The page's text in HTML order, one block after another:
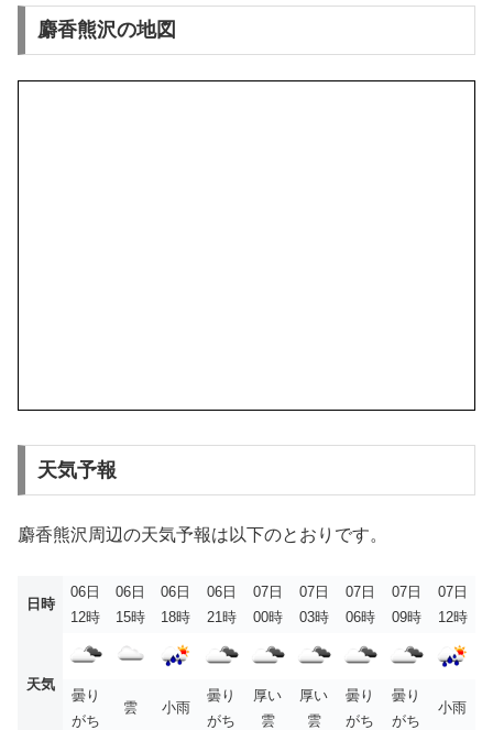
麝香熊沢の地図
天気予報
麝香熊沢周辺の天気予報は以下のとおりです。
日時
06日
12時
06日
15時
06日
18時
06日
21時
07日
00時
07日
03時
07日
06時
07日
09時
07日
12時
天気
曇り
がち
雲 小雨
曇り
がち
厚い
雲
厚い
雲
曇り
がち
曇り
がち
小雨